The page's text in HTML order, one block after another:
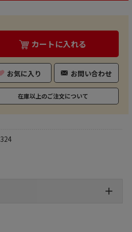
カートに入れる
お気に入り お問い合わせ
在庫以上のご注文について